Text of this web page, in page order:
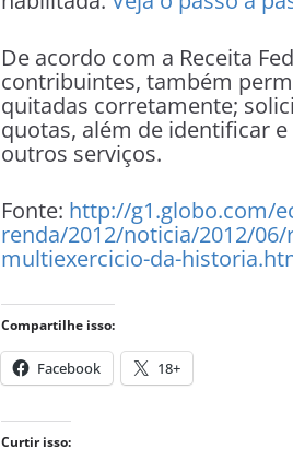
De acordo com a Receita
contribuintes, também
quitadas corretamente;
quotas, além de identificar
outros serviços.
Fonte: http://g1.globo.com/
renda/2012/noticia/2012/
multiexercicio-da-
Compartilhe isso:
Facebook 18+
Curtir isso: